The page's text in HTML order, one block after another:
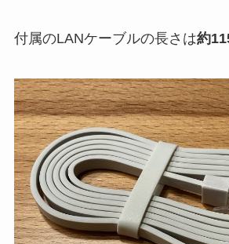
付属のLANケーブルの長さは約